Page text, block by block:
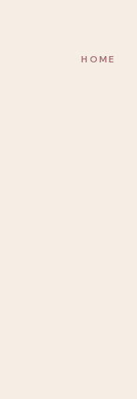
HOME